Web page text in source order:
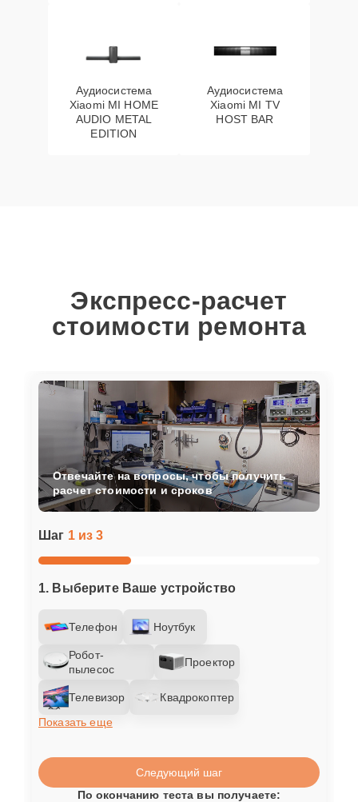
Аудиосистема
Xiaomi MI HOME
AUDIO METAL
EDITION
Аудиосистема
Xiaomi MI TV
HOST BAR
Экспресс-расчет
стоимости ремонта
Шаг 1 из 3
1. Выберите Ваше устройство
Телефон Ноутбук
Робот-
пылесос
Проектор
Телевизор
Квадрокоптер
Показать еще
Отвечайте на вопросы, чтобы получить
расчет стоимости и сроков
Следующий шаг
По окончанию теста вы получаете: